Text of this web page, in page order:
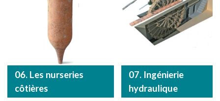
06. Les nurseries
côtières
07. Ingénierie
hydraulique